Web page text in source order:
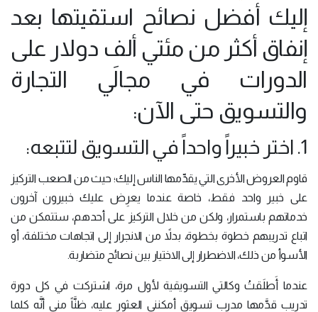
إليك أفضل نصائح استقيتها بعد
إنفاق أكثر من مئتي ألف دولار على
الدورات في مجالَي التجارة
والتسويق حتى الآن:
1. اختر خبيراً واحداً في التسويق لتتبعه:
قاوم العروض الأخرى التي يقدِّمها الناس إليك؛ حيث من الصعب التركيز
على خبير واحد فقط، خاصة عندما يعرِض عليك خبيرون آخرون
خدماتهم باستمرار، ولكن من خلال التركيز على أحدهم، ستتمكن من
اتباع تدريبهم خطوة بخطوة، بدلاً من الانجرار إلى اتجاهات مختلفة، أو
الأسوأ من ذلك، الاضطرار إلى الاختيار بين نصائح متضاربة.
عندما أَطلَقتُ وكالتي التسويقية لأول مرة، اشتركت في كل دورة
تدريب قدَّمها مدرب تسويق أمكنني العثور عليه، ظنَّاً مني أنَّه كلما